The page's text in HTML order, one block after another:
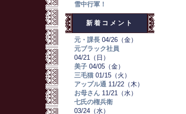
雪中行軍！
新着コメント
元・課長04/26（金）
元ブラック社員
04/21（日）
美子04/05（金）
三毛猫01/15（火）
アップル通11/22（木）
お母さん11/21（水）
七氏の権兵衛
03/24（水）